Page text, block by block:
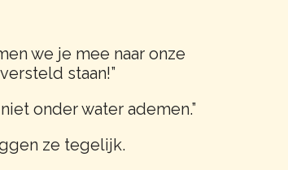
we je mee naar onze
staan!”
onder water ademen.”
ze tegelijk.